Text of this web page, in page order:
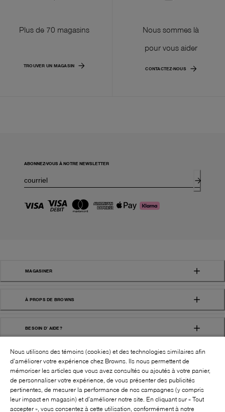
Plus de 70 magasins
TROUVER UN MAGASIN
Nous sommes là
pour vous aider
CONTACTEZ-NOUS
ABONNEZ-VOUS À NOTRE NEWSLETTER
MAGASINER
À PROPS DE BROWNS
BESOIN D' AIDE?
SUIVEZ-NOUS!:
Nous utilisons des témoins (cookies) et des technologies similaires afin
d’améliorer votre expérience chez Browns. Ils nous permettent de
mémoriser les articles que vous avez consultés ou ajoutés à votre panier,
de personnaliser votre expérience, de vous présenter des publicités
pertinentes, de mesurer la performance de nos campagnes (y compris
leur impact en magasin) et d’améliorer notre site. En cliquant sur « Tout
accepter », vous consentez à cette utilisation, conformément à notre